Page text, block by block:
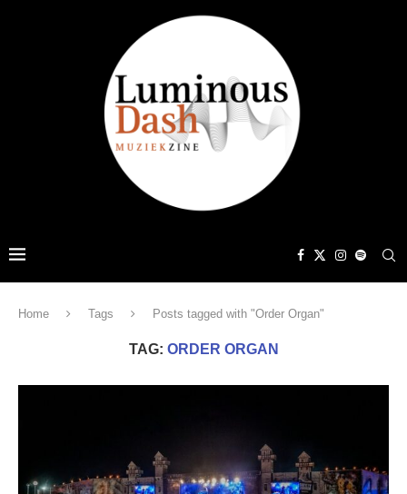
Home Tags Posts tagged with "Order Organ"
TAG: ORDER ORGAN